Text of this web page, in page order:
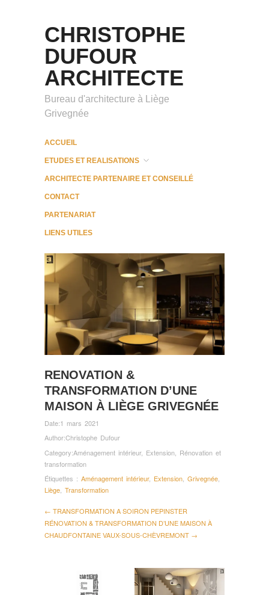
CHRISTOPHE
DUFOUR
ARCHITECTE
Bureau d'architecture à Liège
Grivegnée
ACCUEIL
ETUDES ET REALISATIONS
ARCHITECTE PARTENAIRE ET CONSEILLÉ
CONTACT
PARTENARIAT
LIENS UTILES
RENOVATION &
TRANSFORMATION D’UNE
MAISON À LIÈGE GRIVEGNÉE
Date:1 mars 2021
Author:Christophe Dufour
Category:Aménagement intérieur, Extension Rénovation et
transformation
Étiquettes : Aménagement intérieur, Extension, Grivegnée,
Liège, Transformation
← TRANSFORMATION A SOIRON PEPINSTER
RÉNOVATION & TRANSFORMATION D’UNE MAISON À
CHAUDFONTAINE VAUX-SOUS-CHÈVREMONT →